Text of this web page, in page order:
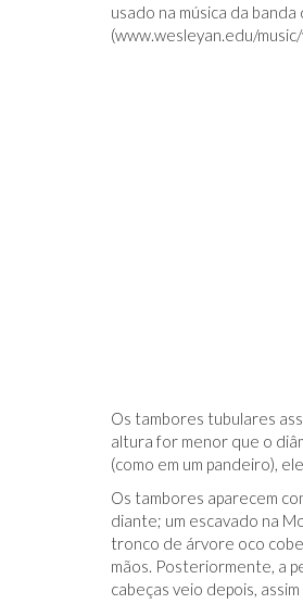
usado na música da
(www.wesleyan.edu/music/
Os tambores tubulares
altura for menor que o
(como em um pandeiro),
Os tambores aparecem
diante; um escavado na
tronco de árvore oco
mãos. Posteriormente, a
cabeças veio depois,
NO FACEBOOK
- PARA
O TRUQUE
ELEFANTES